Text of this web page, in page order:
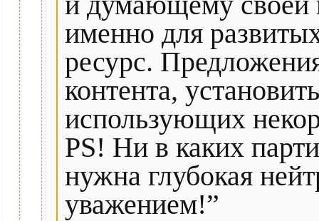
именно для
ресурс.
контента,
использующих
PS! Ни в каких
нужна глубокая
уважением!”